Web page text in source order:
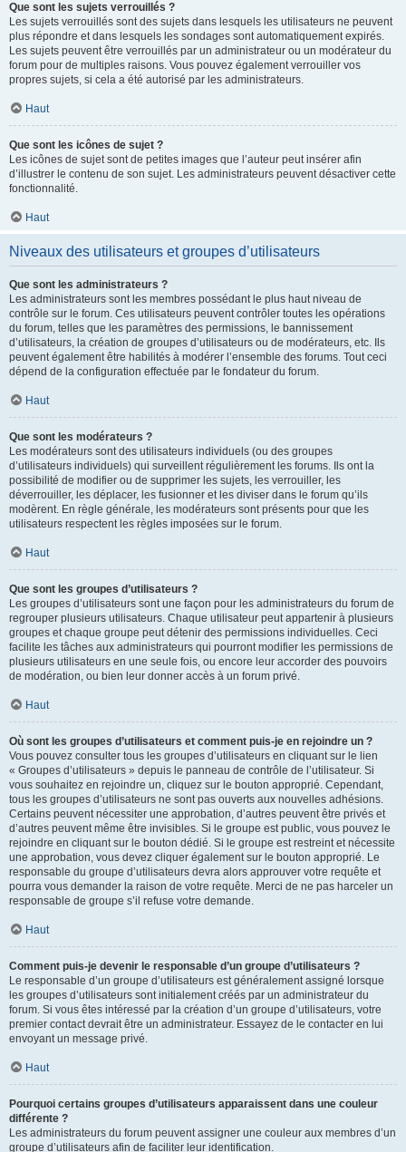
Que sont les sujets verrouillés ?
Les sujets verrouillés sont des sujets dans lesquels les utilisateurs ne peuvent
plus répondre et dans lesquels les sondages sont automatiquement expirés.
Les sujets peuvent être verrouillés par un administrateur ou un modérateur du
forum pour de multiples raisons. Vous pouvez également verrouiller vos
propres sujets, si cela a été autorisé par les administrateurs.
Haut
Que sont les icônes de sujet ?
Les icônes de sujet sont de petites images que l’auteur peut insérer afin
d’illustrer le contenu de son sujet. Les administrateurs peuvent désactiver cette
fonctionnalité.
Haut
Niveaux des utilisateurs et groupes d’utilisateurs
Que sont les administrateurs ?
Les administrateurs sont les membres possédant le plus haut niveau de
contrôle sur le forum. Ces utilisateurs peuvent contrôler toutes les opérations
du forum, telles que les paramètres des permissions, le bannissement
d’utilisateurs, la création de groupes d’utilisateurs ou de modérateurs, etc. Ils
peuvent également être habilités à modérer l’ensemble des forums. Tout ceci
dépend de la configuration effectuée par le fondateur du forum.
Haut
Que sont les modérateurs ?
Les modérateurs sont des utilisateurs individuels (ou des groupes
d’utilisateurs individuels) qui surveillent régulièrement les forums. Ils ont la
possibilité de modifier ou de supprimer les sujets, les verrouiller, les
déverrouiller, les déplacer, les fusionner et les diviser dans le forum qu’ils
modèrent. En règle générale, les modérateurs sont présents pour que les
utilisateurs respectent les règles imposées sur le forum.
Haut
Que sont les groupes d’utilisateurs ?
Les groupes d’utilisateurs sont une façon pour les administrateurs du forum de
regrouper plusieurs utilisateurs. Chaque utilisateur peut appartenir à plusieurs
groupes et chaque groupe peut détenir des permissions individuelles. Ceci
facilite les tâches aux administrateurs qui pourront modifier les permissions de
plusieurs utilisateurs en une seule fois, ou encore leur accorder des pouvoirs
de modération, ou bien leur donner accès à un forum privé.
Haut
Où sont les groupes d’utilisateurs et comment puis-je en rejoindre un ?
Vous pouvez consulter tous les groupes d’utilisateurs en cliquant sur le lien
« Groupes d’utilisateurs » depuis le panneau de contrôle de l’utilisateur. Si
vous souhaitez en rejoindre un, cliquez sur le bouton approprié. Cependant,
tous les groupes d’utilisateurs ne sont pas ouverts aux nouvelles adhésions.
Certains peuvent nécessiter une approbation, d’autres peuvent être privés et
d’autres peuvent même être invisibles. Si le groupe est public, vous pouvez le
rejoindre en cliquant sur le bouton dédié. Si le groupe est restreint et nécessite
une approbation, vous devez cliquer également sur le bouton approprié. Le
responsable du groupe d’utilisateurs devra alors approuver votre requête et
pourra vous demander la raison de votre requête. Merci de ne pas harceler un
responsable de groupe s’il refuse votre demande.
Haut
Comment puis-je devenir le responsable d’un groupe d’utilisateurs ?
Le responsable d’un groupe d’utilisateurs est généralement assigné lorsque
les groupes d’utilisateurs sont initialement créés par un administrateur du
forum. Si vous êtes intéressé par la création d’un groupe d’utilisateurs, votre
premier contact devrait être un administrateur. Essayez de le contacter en lui
envoyant un message privé.
Haut
Pourquoi certains groupes d’utilisateurs apparaissent dans une couleur
différente ?
Les administrateurs du forum peuvent assigner une couleur aux membres d’un
groupe d’utilisateurs afin de faciliter leur identification.